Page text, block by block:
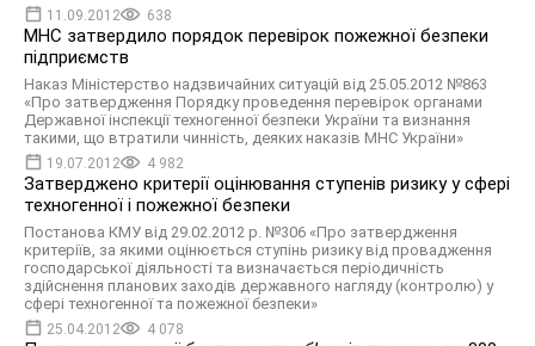
11.09.2012 638
МНС затвердило порядок перевірок пожежної безпеки
підприємств
Наказ Міністерство надзвичайних ситуацій від 25.05.2012 №863
«Про затвердження Порядку проведення перевірок органами
Державної інспекції техногенної безпеки України та визнання
такими, що втратили чинність, деяких наказів МНС України»
19.07.2012 4 982
Затверджено критерії оцінювання ступенів ризику у сфері
техногенної і пожежної безпеки
Постанова КМУ від 29.02.2012 р. №306 «Про затвердження
критеріїв, за якими оцінюється ступінь ризику від провадження
господарської діяльності та визначається періодичність
здійснення планових заходів державного нагляду (контролю) у
сфері техногенної та пожежної безпеки»
25.04.2012 4 078